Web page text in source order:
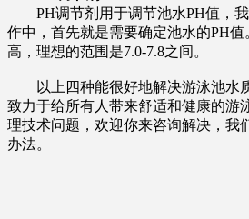
PH调节剂用于调节池水PH值，我
作中，首先就是需要确定池水的PH
高，理想的范围是7.0-7.8之间。
以上四种能很好地解决游泳池水
致力于给所有人带来舒适和健康的游
理技术问题，欢迎你来咨询解决，我
办法。